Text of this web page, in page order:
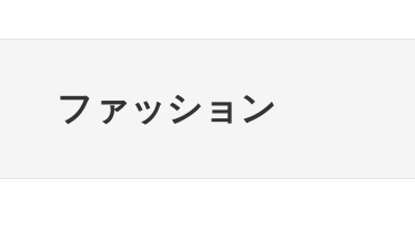
ファッション